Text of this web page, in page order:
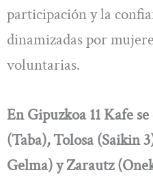
participación y la
dinamizadas por
voluntarias.
En Gipuzkoa 11 Kafe
(Taba), Tolosa (Saikin
Gelma) y Zarautz